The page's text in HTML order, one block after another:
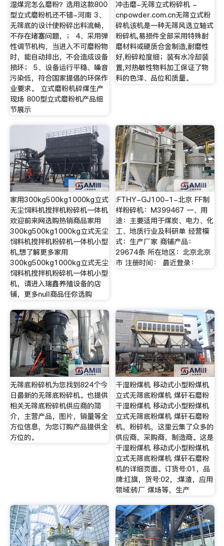
湿煤泥怎么磨粉？选用这款800
型立式磨粉机还不错-河南 3、
无筛底的设计使粉碎出料流畅，
不存在堵塞问题，； 4、采用弹
性调节机构，当进入不可磨粉物
时，能自动排出，不会造成设备
损坏； 5、设备运行平稳、噪音
污染低，符合国家提倡的环保作
业要求。 立式磨粉机碎煤生产
现场 800型立式磨粉机产品细
节展示
冲击磨-无筛立式粉碎机 -
cnpowder.com.cn无筛立式粉
碎机该机是一种无筛风选立轴式
粉碎机,易损件全部采用特殊耐
磨材料或硬质合金制造,耐磨性
好,粉碎粒度细；装有水冷却装
置,对热敏性物料加工保证了物
料的色泽、品位和质量。
家用300kg500kg1000kg立式
无尘饲料机搅拌机粉碎机一体机
欢迎前来网选购热销商品家用
300kg500kg1000kg立式无尘
饲料机搅拌机粉碎机一体机小型
机,想了解更多家用
300kg500kg1000kg立式无尘
饲料机搅拌机粉碎机一体机小型
机，请进入瑞鑫养殖设备的店
铺，更多null商品任你选购
:FTHY-GJ100-1-北京 FF制
样粉碎机：M399467 一、用
途：主要适用于煤炭、电力、化
工、地质行业及科研单 经营模
式：生产厂家 商铺产品：
29674条 所在地区：北京北京
市 注册时间： 最近登录：
无筛底粉碎机为您找到824个今
日最新的无筛底粉碎机。也提供
相关无筛底粉碎机供应商的简
介，主营产品，图片，销量等全
方位信息，为您订购产品提供全
方位的。
干湿粉煤机 移动式小型粉煤机
立式无筛底粉煤机 煤矸石磨粉
干湿粉煤机 移动式小型粉煤机
立式无筛底粉煤机 煤矸石磨粉
机，粉碎机，这里云集了众多的
供应商，采购商，制造商。这是
干湿粉煤机 移动式小型粉煤机
立式无筛底粉煤机 煤矸石磨粉
机的详细页面。订货号:01，品
牌:红旗，货号:02，:煤渣，应用
领域:砖厂 煤场等，生产